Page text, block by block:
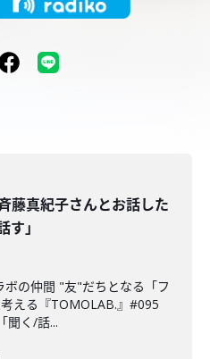
真紀子さんとお話した
す」
の仲間 "友"だちとなる「フ
える『TOMOLAB.』#095
聞く/話...